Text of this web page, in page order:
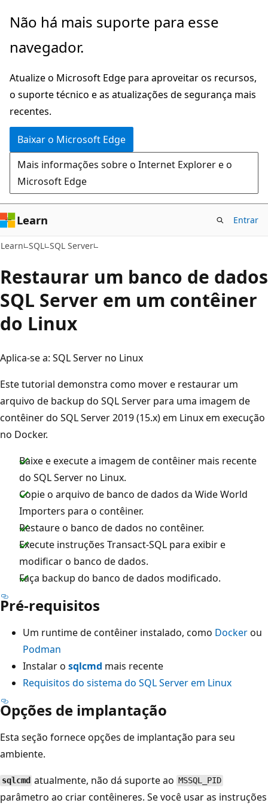
Pular
o
principal
Não há mais suporte para esse
navegador.
Atualize o Microsoft Edge para aproveitar os recursos,
o suporte técnico e as atualizações de segurança mais
recentes.
Baixar o Microsoft Edge
Mais informações sobre o Internet Explorer e o
Microsoft Edge
Learn Entrar
Learn SQL SQL Server
Restaurar um banco de dados
SQL Server em um contêiner
do Linux
Aplica-se a: SQL Server no Linux
Este tutorial demonstra como mover e restaurar um
arquivo de backup do SQL Server para uma imagem de
contêiner do SQL Server 2019 (15.x) em Linux em execução
no Docker.
Baixe e execute a imagem de contêiner mais recente
do SQL Server no Linux.
Copie o arquivo de banco de dados da Wide World
Importers para o contêiner.
Restaure o banco de dados no contêiner.
Execute instruções Transact-SQL para exibir e
modificar o banco de dados.
Faça backup do banco de dados modificado.
Pré-requisitos
Um runtime de contêiner instalado, como Dockerou
Podman
Instalar o sqlcmd mais recente
Requisitos do sistema do SQL Server em Linux
Opções de implantação
Esta seção fornece opções de implantação para seu
ambiente.
sqlcmd atualmente, não dá suporte ao MSSQL_PID
parâmetro ao criar contêineres. Se você usar as instruções